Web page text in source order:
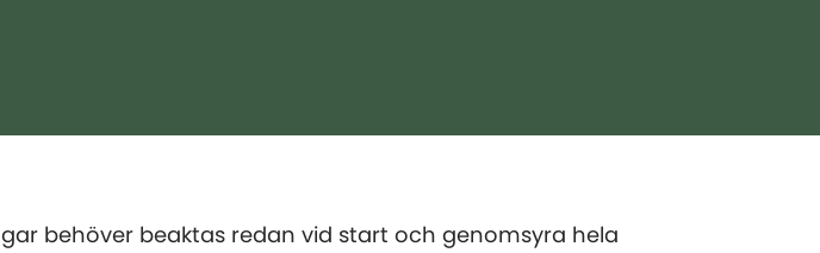
behöver beaktas redan vid start och genomsyra hela